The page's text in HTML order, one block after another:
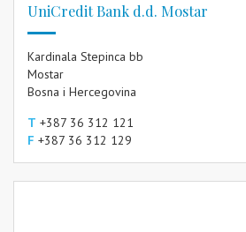
UniCredit Bank d.d. Mostar
Kardinala Stepinca bb
Mostar
Bosna i Hercegovina
T +387 36 312 121
F +387 36 312 129